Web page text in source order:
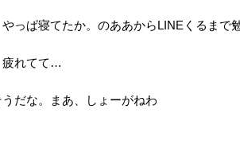
っぱ寝てたか。のああからLINEくるまで
疲れてて…
だな。まあ、しょーがねわ